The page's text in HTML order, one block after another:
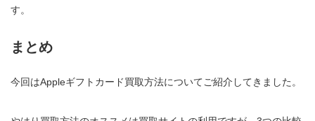
す。
まとめ
今回はAppleギフトカード買取方法についてご紹介してきました。